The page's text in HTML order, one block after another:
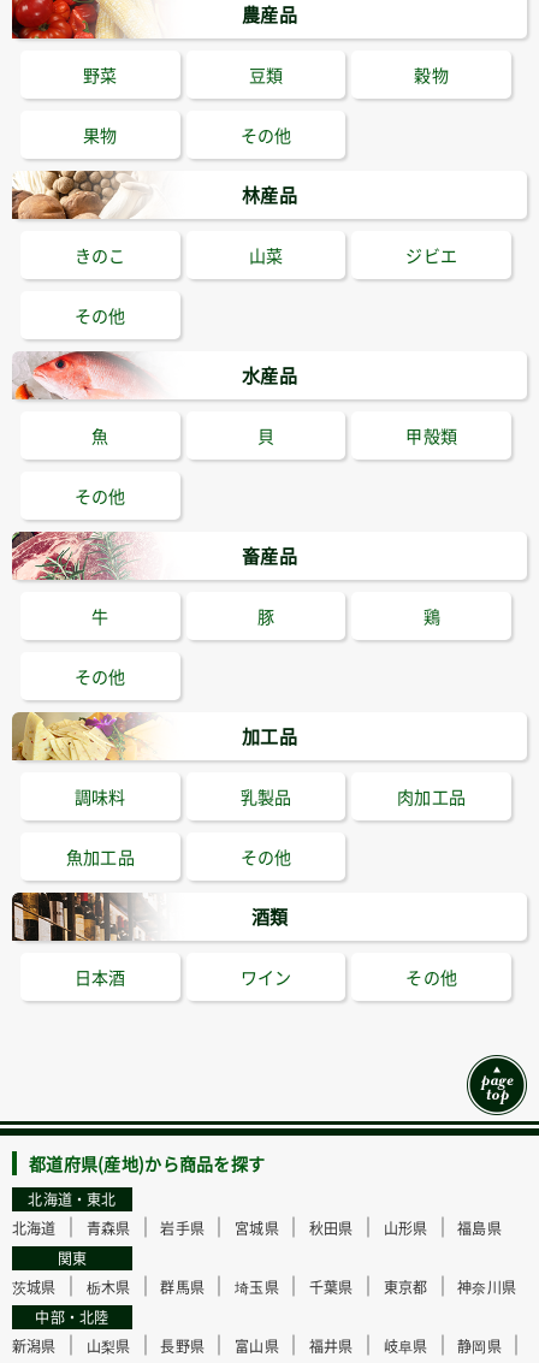
農産品
野菜 豆類 穀物
果物 その他
林産品
きのこ 山菜 ジビエ
その他
水産品
魚 貝 甲殻類
その他
畜産品
牛 豚 鶏
その他
加工品
調味料 乳製品 肉加工品
魚加工品 その他
酒類
日本酒 ワイン その他
都道府県(産地)から商品を探す
北海道・東北
北海道
｜ 青森県 ｜岩手県 ｜ 宮城県｜ 秋田県 ｜ 山形県 ｜福島県
関東
茨城県
｜ 栃木県 ｜群馬県 ｜埼玉県｜ 千葉県 ｜ 東京都 ｜神奈川県
中部・北陸
新潟県
｜ 山梨県 ｜長野県 ｜ 富山県｜ 福井県 ｜ 岐阜県 ｜静岡県｜